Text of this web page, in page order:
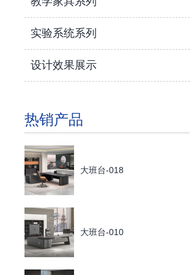
实验系统系列
设计效果展示
热销产品
大班台-018
大班台-010